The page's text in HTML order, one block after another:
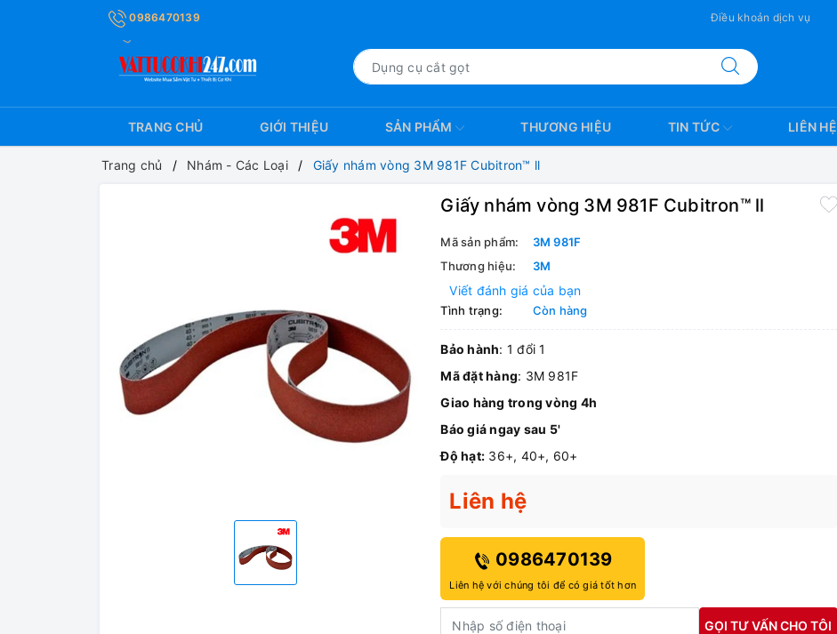
0986470139 Điều khoản dịch vụ
TRANG CHỦ GIỚI THIỆU SẢN PHẨM THƯƠNG HIỆU TIN TỨC LIÊN HỆ
Trang chủ Nhám - Các Loại Giấy nhám vòng 3M 981F Cubitron™ ll
Giấy nhám vòng 3M 981F Cubitron™ ll
Mã sản phẩm:
3M 981F
Thương hiệu:
3M
Viết đánh giá của bạn
Tình trạng: Còn hàng
Bảo hành: 1 đổi 1
Mã đặt hàng: 3M 981F
Giao hàng trong vòng 4h
Báo giá ngay sau 5'
Độ hạt: 36+, 40+, 60+
Liên hệ
0986470139
Liên hệ với chúng tôi để có giá tốt hơn
GỌI TƯ VẤN CHO TÔI